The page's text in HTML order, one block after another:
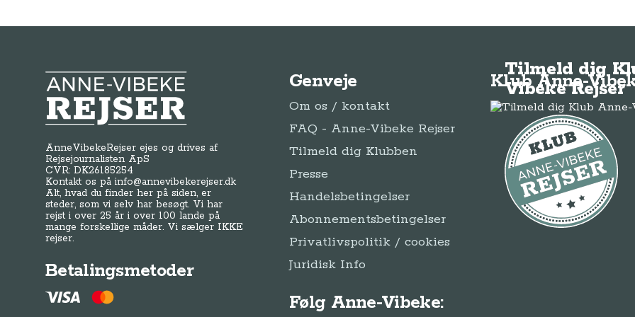
Anne-Vibeke Rejser
AnneVibekeRejser ejes og drives af
Rejsejournalisten ApS
CVR: DK26185254
Kontakt os påinfo@annevibekerejser.dk
Alt, hvad du finder her på siden, er
steder, som vi selv har besøgt. Vi har
rejst i over 25 år i over 100 lande på
mange forskellige måder. Vi sælger IKKE
rejser.
Betalingsmetoder
Genveje
Om os / kontakt
FAQ - Anne-Vibeke Rejser
Tilmeld dig Klubben
Presse
Handelsbetingelser
Abonnementsbetingelser
Privatlivspolitik / cookies
Juridisk Info
Følg Anne-Vibeke:
Klub Anne-
Tilmeld dig
Vibeke Rejser